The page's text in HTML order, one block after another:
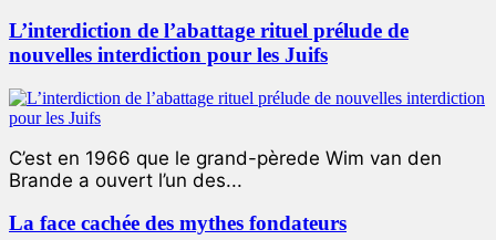
L’interdiction de l’abattage rituel prélude de
nouvelles interdiction pour les Juifs
C’est en 1966 que le grand-pèrede Wim van den
Brande a ouvert l’un des...
La face cachée des mythes fondateurs